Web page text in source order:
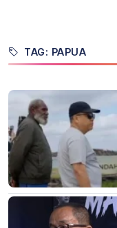
TAG: PAPUA